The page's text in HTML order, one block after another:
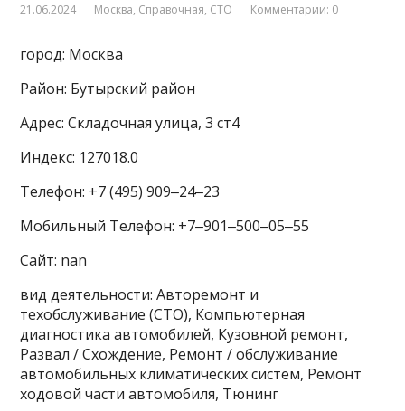
21.06.2024 Москва, Справочная, СТО Комментарии: 0
город: Москва
Район: Бутырский район
Адрес: Складочная улица, 3 ст4
Индекс: 127018.0
Телефон: +7 (495) 909‒24‒23
Мобильный Телефон: +7‒901‒500‒05‒55
Сайт: nan
вид деятельности: Авторемонт и
техобслуживание (СТО), Компьютерная
диагностика автомобилей, Кузовной ремонт,
Развал / Схождение, Ремонт / обслуживание
автомобильных климатических систем, Ремонт
ходовой части автомобиля, Тюнинг